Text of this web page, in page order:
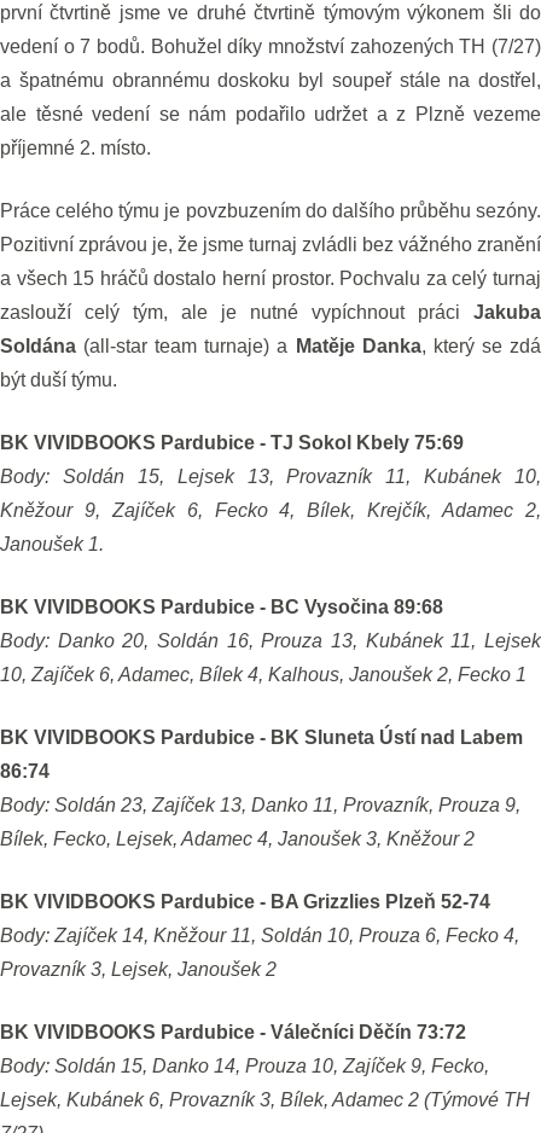
první čtvrtině jsme ve druhé čtvrtině týmovým výkonem šli do
vedení o 7 bodů. Bohužel díky množství zahozených TH (7/27)
a špatnému obrannému doskoku byl soupeř stále na dostřel,
ale těsné vedení se nám podařilo udržet a z Plzně vezeme
příjemné 2. místo.
Práce celého týmu je povzbuzením do dalšího průběhu sezóny.
Pozitivní zprávou je, že jsme turnaj zvládli bez vážného zranění
a všech 15 hráčů dostalo herní prostor. Pochvalu za celý turnaj
zaslouží celý tým, ale je nutné vypíchnout práci Jakuba
Soldána (all-star team turnaje) a Matěje Danka, který se zdá
být duší týmu.
BK VIVIDBOOKS Pardubice - TJ Sokol Kbely 75:69
Body: Soldán 15, Lejsek 13, Provazník 11, Kubánek 10,
Kněžour 9, Zajíček 6, Fecko 4, Bílek, Krejčík, Adamec 2,
Janoušek 1.
BK VIVIDBOOKS Pardubice - BC Vysočina 89:68
Body: Danko 20, Soldán 16, Prouza 13, Kubánek 11, Lejsek
10, Zajíček 6, Adamec, Bílek 4, Kalhous, Janoušek 2, Fecko 1
BK VIVIDBOOKS Pardubice - BK Sluneta Ústí nad Labem
86:74
Body: Soldán 23, Zajíček 13, Danko 11, Provazník, Prouza 9,
Bílek, Fecko, Lejsek, Adamec 4, Janoušek 3, Kněžour 2
BK VIVIDBOOKS Pardubice - BA Grizzlies Plzeň 52-74
Body: Zajíček 14, Kněžour 11, Soldán 10, Prouza 6, Fecko 4,
Provazník 3, Lejsek, Janoušek 2
BK VIVIDBOOKS Pardubice - Válečníci Děčín 73:72
Body: Soldán 15, Danko 14, Prouza 10, Zajíček 9, Fecko,
Lejsek, Kubánek 6, Provazník 3, Bílek, Adamec 2 (Týmové TH